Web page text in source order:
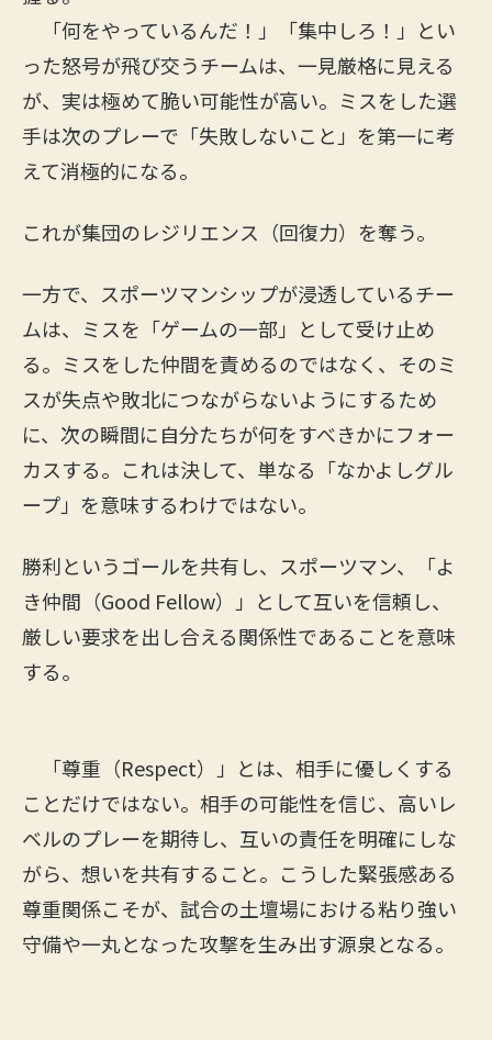
「何をやっているんだ！」「集中しろ！」とい
った怒号が飛び交うチームは、一見厳格に見える
が、実は極めて脆い可能性が高い。ミスをした選
手は次のプレーで「失敗しないこと」を第一に考
えて消極的になる。
これが集団のレジリエンス（回復力）を奪う。
一方で、スポーツマンシップが浸透しているチー
ムは、ミスを「ゲームの一部」として受け止め
る。ミスをした仲間を責めるのではなく、そのミ
スが失点や敗北につながらないようにするため
に、次の瞬間に自分たちが何をすべきかにフォー
カスする。これは決して、単なる「なかよしグル
ープ」を意味するわけではない。
勝利というゴールを共有し、スポーツマン、「よ
き仲間（Good Fellow）」として互いを信頼し、
厳しい要求を出し合える関係性であることを意味
する。
「尊重（Respect）」とは、相手に優しくする
ことだけではない。相手の可能性を信じ、高いレ
ベルのプレーを期待し、互いの責任を明確にしな
がら、想いを共有すること。こうした緊張感ある
尊重関係こそが、試合の土壇場における粘り強い
守備や一丸となった攻撃を生み出す源泉となる。